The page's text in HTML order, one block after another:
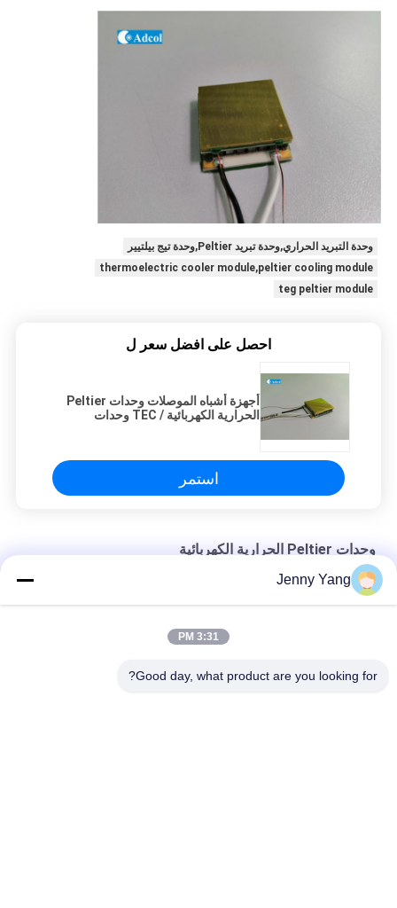
وحدة التبريد الحراري,وحدة تبريد Peltier,وحدة تيج بيلتيير
thermoelectric cooler module,peltier cooling module
teg peltier module
احصل على افضل سعر ل
أجهزة أشباه الموصلات وحدات Peltier
الحرارية الكهربائية / TEC وحدات
استمر
وحدات Peltier الحرارية الكهربائية
تأثير بيلتييه التبريد وحدات بيلتييه الحرارية أفضل حل للتبريد
Jenny Yang
3:31 PM
Good day, what product are you looking for?